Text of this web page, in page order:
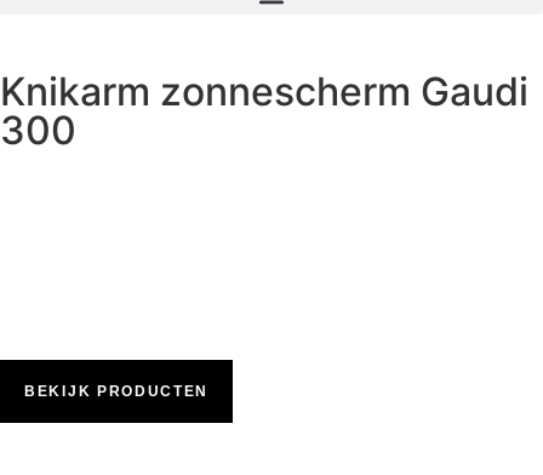
Knikarm zonnescherm Gaudi
300
BEKIJK PRODUCTEN